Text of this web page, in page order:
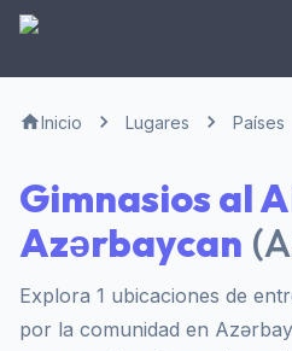
Inicio Lugares Países
Gimnasios al
Azərbaycan (
Explora 1 ubicaciones de
por la comunidad en